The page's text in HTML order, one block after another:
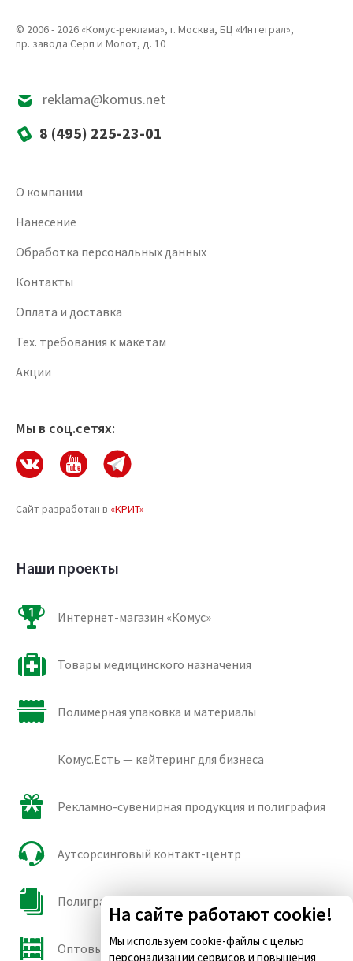
© 2006 - 2026 «Комус-реклама», г. Москва, БЦ «Интеграл»,
пр. завода Серп и Молот, д. 10
reklama@komus.net
8 (495) 225-23-01
О компании
Нанесение
Обработка персональных данных
Контакты
Оплата и доставка
Тех. требования к макетам
Акции
Мы в соц.сетях:
Сайт разработан в «КРИТ»
Наши проекты
Интернет-магазин «Комус»
Товары медицинского назначения
Полимерная упаковка и материалы
Комус.Есть — кейтеринг для бизнеса
Рекламно-сувенирная продукция и полиграфия
Аутсорсинговый контакт-центр
Полиграфические сорта бумаги и картона
Оптовые продажи
На сайте работают cookie!
Мы используем cookie-файлы с целью
персонализации сервисов и повышения